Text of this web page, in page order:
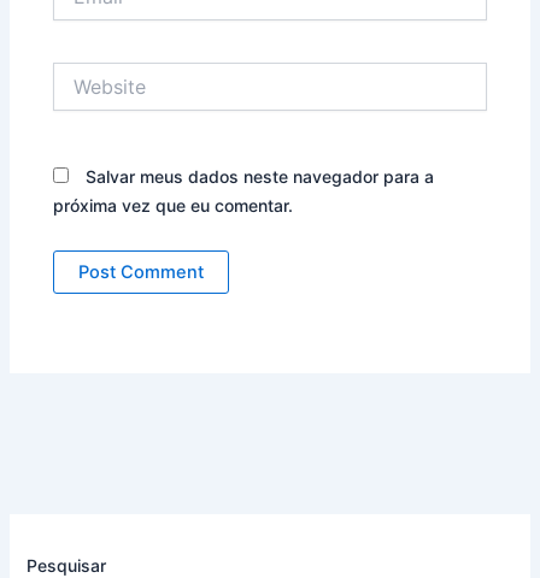
Salvar meus dados neste navegador para a
próxima vez que eu comentar.
Pesquisar